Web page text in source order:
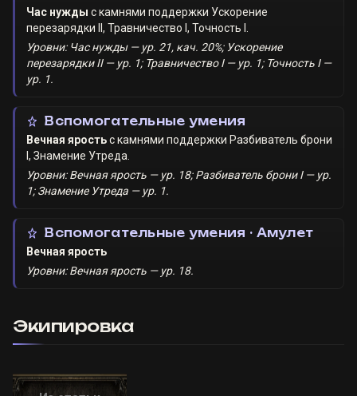
Час нужды с камнями поддержки Ускорение
перезарядки II , Травничество I , Точность I .
Уровни: Час нужды — ур. 21, кач. 20%; Ускорение
перезарядки II — ур. 1; Травничество I — ур. 1; Точность I —
ур. 1.
Вспомогательные умения
Вечная яростьс камнями поддержки Разбиватель брони
, Знамение Утреда.
Уровни: Вечная ярость — ур. 18; Разбиватель брони I — ур.
1; Знамение Утреда — ур. 1.
Вспомогательные умения · Амулет
Вечная ярость
Уровни: Вечная ярость — ур. 18.
Экипировка